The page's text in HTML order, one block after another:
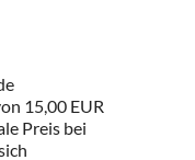
15,00 EUR
Preis bei